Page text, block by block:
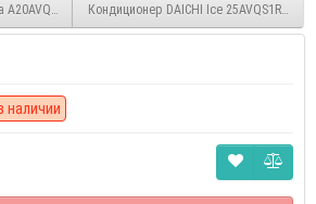
A20AVQ1/FV1(Wi-Fi)Кондиционер DAICHI Ice 25AVQS1R/
наличии